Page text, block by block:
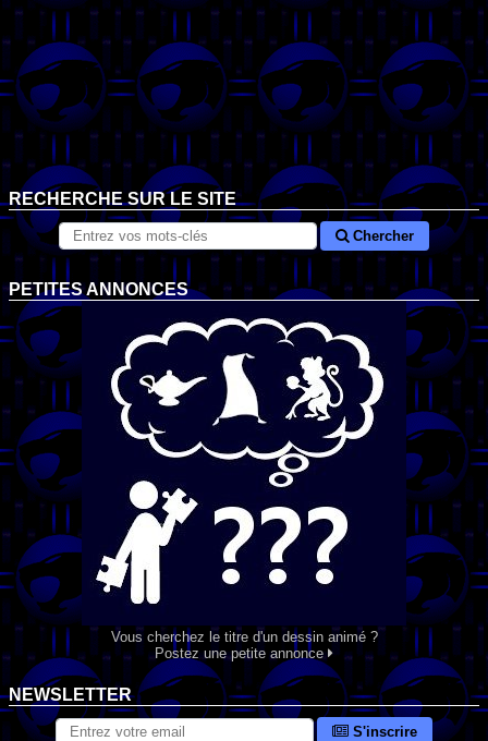
RECHERCHE SUR LE SITE
Chercher
PETITES ANNONCES
Vous cherchez le titre d'un dessin animé ?
Postez une petite annonce
NEWSLETTER
S'inscrire